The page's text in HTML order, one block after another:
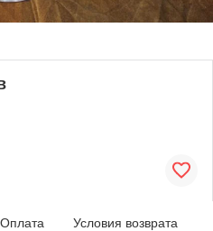
Оплата Условия возврата